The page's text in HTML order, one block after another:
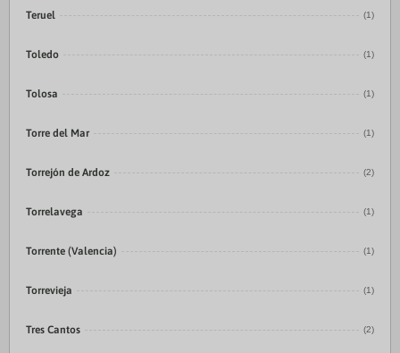
Teruel (1)
Toledo (1)
Tolosa (1)
Torre del Mar (1)
Torrejón de Ardoz (2)
Torrelavega (1)
Torrente (Valencia) (1)
Torrevieja (1)
Tres Cantos (2)